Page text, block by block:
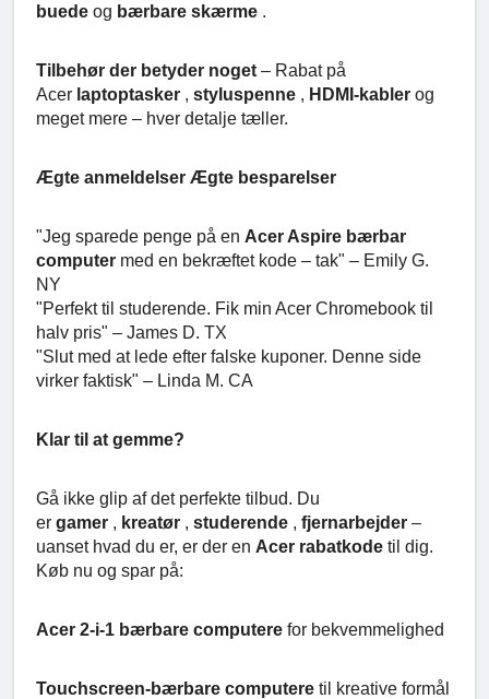
buede og bærbare skærme .
Tilbehør der betyder noget – Rabat på
Acer laptoptasker , styluspenne , HDMI-kabler og
meget mere – hver detalje tæller.
Ægte anmeldelser Ægte besparelser
"Jeg sparede penge på en Acer Aspire bærbar
computer med en bekræftet kode – tak" – Emily G.
NY
"Perfekt til studerende. Fik min Acer Chromebook til
halv pris" – James D. TX
"Slut med at lede efter falske kuponer. Denne side
virker faktisk" – Linda M. CA
Klar til at gemme?
Gå ikke glip af det perfekte tilbud. Du
er gamer , kreatør , studerende , fjernarbejder –
uanset hvad du er, er der en Acer rabatkode til dig.
Køb nu og spar på:
Acer 2-i-1 bærbare computere for bekvemmelighed
Touchscreen-bærbare computere til kreative formål